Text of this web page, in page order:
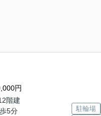
円
階建
5分
駐輪場